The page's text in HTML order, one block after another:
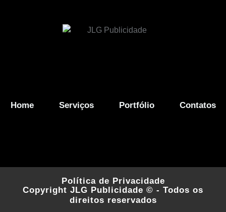
Home Serviços Portfólio Contatos
Copyright JLG Publicidade © - Todos os
direitos reservados
Política de Privacidade